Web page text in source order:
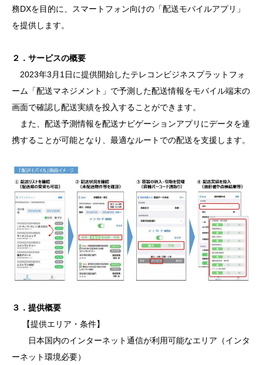
務DXを目的に、スマートフォン向けの「配送モバイルアプリ」
を提供します。
２．サービスの概要
2023年3月1日に提供開始したテレコンビジネスプラットフォ
ーム「配送マネジメント」で予測した配送情報をモバイル端末の
画面で確認し配送実績を投入することができます。
また、配送予測情報を配送ナビゲーションアプリにデータを連
携することが可能となり、最適なルートでの配送を支援します。
３．提供概要
【提供エリア・条件】
日本国内のインターネット通信が利用可能なエリア（インタ
ーネット環境必要）